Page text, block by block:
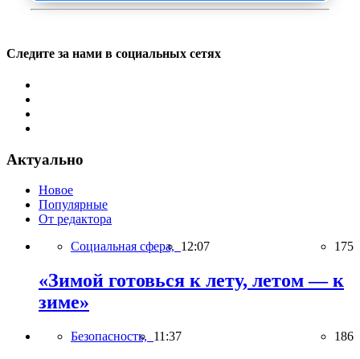
Следите за нами в социальных сетях
Актуально
Новое
Популярные
От редактора
Социальная сфера, 12:07 175
«Зимой готовься к лету, летом — к
зиме»
Безопасность, 11:37 186